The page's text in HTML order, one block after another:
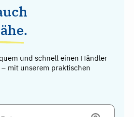
.
und schnell einen Händler
mit unserem praktischen